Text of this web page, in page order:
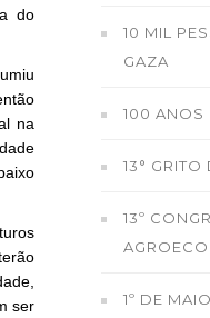
do
na
ser
10 MIL
GAZA
100 ANOS
13° GRITO
13º
1º DE MAIO